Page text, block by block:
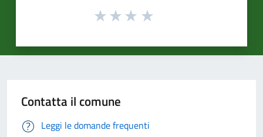
Contatta il comune
Leggi le domande frequenti